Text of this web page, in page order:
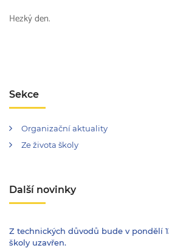
Hezký den.
Sekce
Organizační aktuality
Ze života školy
Další novinky
Z technických důvodů bude v pondělí
školy uzavřen.